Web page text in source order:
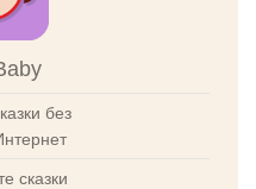
без
сказки